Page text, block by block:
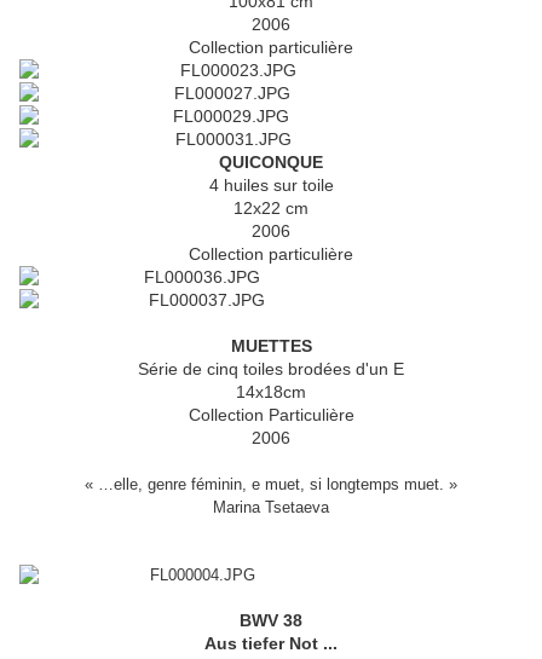
2006
Collection particulière
QUICONQUE
4 huiles sur toile
12x22 cm
2006
Collection particulière
MUETTES
Série de cinq toiles brodées d'un E
14x18cm
Collection Particulière
2006
« …elle, genre féminin, e muet, si longtemps muet. »
Marina Tsetaeva
BWV 38
Aus tiefer Not ...